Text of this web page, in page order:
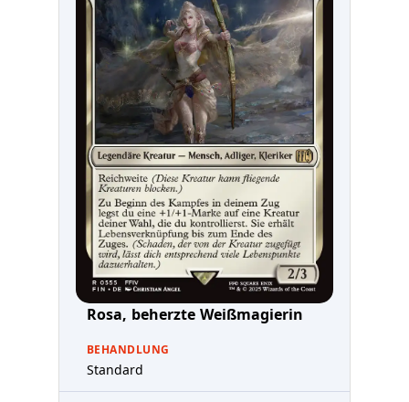
Rosa, beherzte Weißmagierin
BEHANDLUNG
Standard